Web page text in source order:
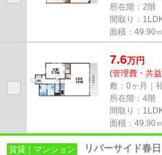
所在階：2階
間取り：
面積：49.90㎡
7.6万円
(管理費・共
敷：0ヶ月｜
所在階：4階
間取り：
面積：49.90㎡
賃貸｜マンション リバーサイド春日